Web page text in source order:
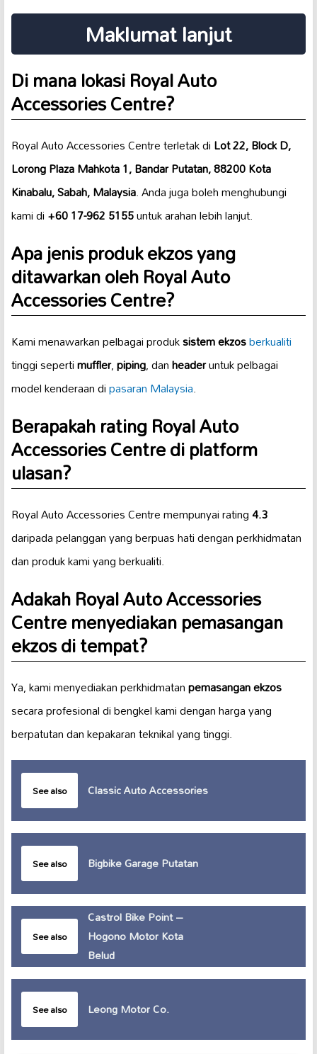
Maklumat lanjut
Di mana lokasi Royal Auto
Accessories Centre?
Royal Auto Accessories Centre terletak diLot 22, Block D,
Lorong Plaza Mahkota 1, Bandar Putatan, 88200 Kota
Kinabalu, Sabah, Malaysia. Anda juga boleh menghubungi
kami di+60 17-962 5155untuk arahan lebih lanjut.
Apa jenis produk ekzos yang
ditawarkan oleh Royal Auto
Accessories Centre?
Kami menawarkan pelbagai produksistem ekzosberkualiti
tinggi sepertimuffler,piping, danheaderuntuk pelbagai
model kenderaan dipasaran Malaysia.
Berapakah rating Royal Auto
Accessories Centre di platform
ulasan?
Royal Auto Accessories Centre mempunyai rating4.3
daripada pelanggan yang berpuas hati dengan perkhidmatan
dan produk kami yang berkualiti.
Adakah Royal Auto Accessories
Centre menyediakan pemasangan
ekzos di tempat?
Ya, kami menyediakan perkhidmatanpemasangan ekzos
secara profesional di bengkel kami dengan harga yang
berpatutan dan kepakaran teknikal yang tinggi.
See also Classic Auto Accessories
See also Bigbike Garage Putatan
See also
Castrol Bike Point –
Hogono Motor Kota
Belud
See also Leong Motor Co.